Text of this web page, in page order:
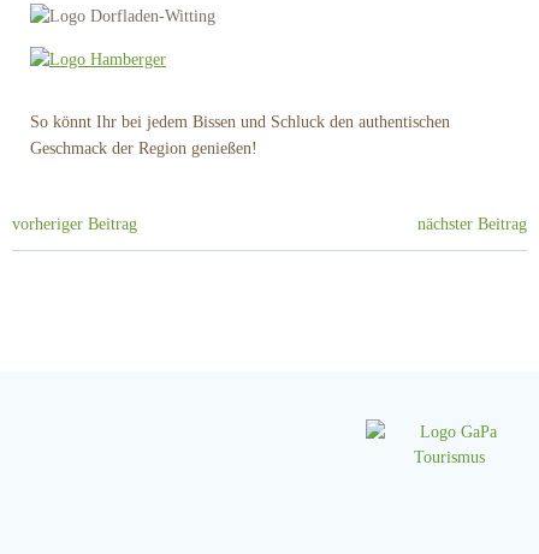
So könnt Ihr bei jedem Bissen und Schluck den authentischen
Geschmack der Region genießen!
Post
vorheriger Beitrag nächster Beitrag